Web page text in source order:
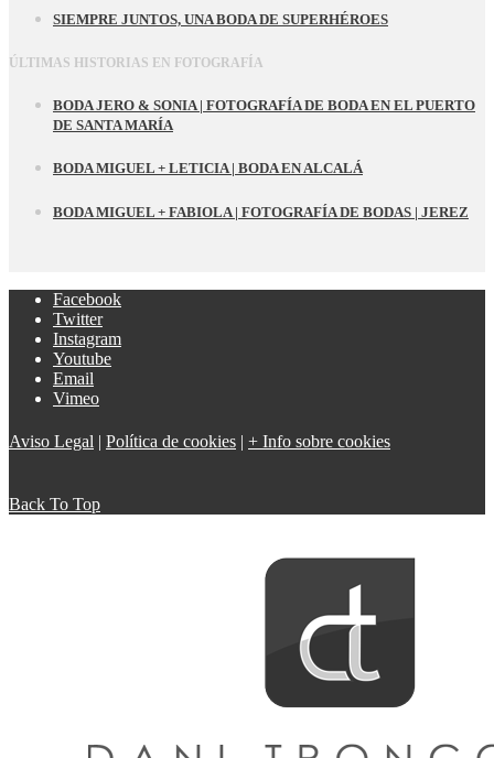
SIEMPRE JUNTOS, UNA BODA DE SUPERHÉROES
ÚLTIMAS HISTORIAS EN FOTOGRAFÍA
BODA JERO & SONIA | FOTOGRAFÍA DE BODA EN EL PUERTO
DE SANTA MARÍA
BODA MIGUEL + LETICIA | BODA EN ALCALÁ
BODA MIGUEL + FABIOLA | FOTOGRAFÍA DE BODAS | JEREZ
Facebook
Twitter
Instagram
Youtube
Email
Vimeo
Aviso Legal | Política de cookies | + Info sobre cookies
Back To Top